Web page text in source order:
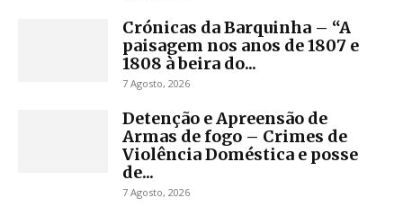
Crónicas da Barquinha – “A
paisagem nos anos de 1807 e
1808 à beira do...
7 Agosto, 2026
Detenção e Apreensão de
Armas de fogo – Crimes de
Violência Doméstica e posse
de...
7 Agosto, 2026